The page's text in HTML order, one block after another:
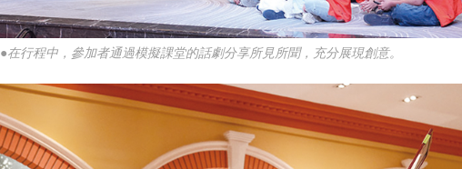
●在行程中，參加者通過模擬課堂的話劇分享所見所聞，充分展現創意。